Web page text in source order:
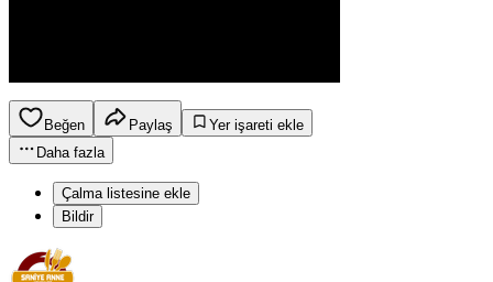
Beğen Paylaş
Yer işareti ekle
Daha fazla
Çalma listesine ekle
Bildir